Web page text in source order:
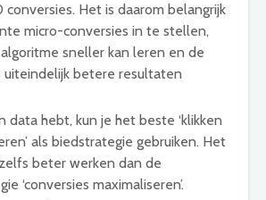
conversies. Het is daarom belangrijk
micro-conversies in te stellen,
sneller kan leren en de
uiteindelijk betere resultaten
data hebt, kun je het beste ‘klikken
als biedstrategie gebruiken. Het
beter werken dan de
‘conversies maximaliseren’.